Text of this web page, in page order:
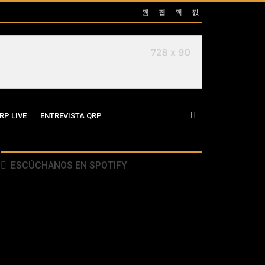
LIVE ENTREVISTA QRP
ESCÚCHANOS EN SPOTIFY